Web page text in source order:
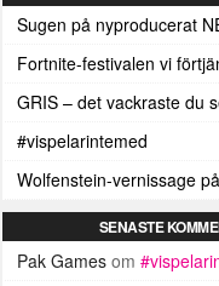
Fortnite-festivalen vi
GRIS – det vackraste du
#vispelarintemed
Wolfenstein-vernissage
SENASTE
Pak Games om